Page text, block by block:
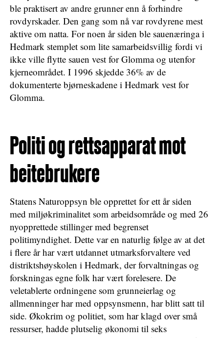
ble praktisert av andre grunner enn å forhindre
rovdyrskader. Den gang som nå var rovdyrene mest
aktive om natta. For noen år siden ble sauenæringa i
Hedmark stemplet som lite samarbeidsvillig fordi vi
ikke ville flytte sauen vest for Glomma og utenfor
kjerneområdet. I 1996 skjedde 36% av de
dokumenterte bjørneskadene i Hedmark vest for
Glomma.
Politi og rettsapparat mot
beitebrukere
Statens Naturoppsyn ble opprettet for ett år siden
med miljøkriminalitet som arbeidsområde og med 26
nyopprettede stillinger med begrenset
politimyndighet. Dette var en naturlig følge av at det
i flere år har vært utdannet utmarksforvaltere ved
distriktshøyskolen i Hedmark, der forvaltningas og
forskningas egne folk har vært forelesere. De
veletablerte ordningene som grunneierlag og
allmenninger har med oppsynsmenn, har blitt satt til
side. Økokrim og politiet, som har klagd over små
ressurser, hadde plutselig økonomi til seks